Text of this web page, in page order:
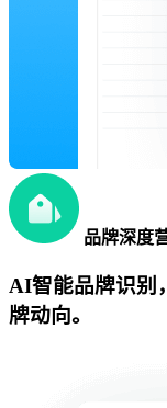
品牌深度
AI智能品牌识别
牌动向。